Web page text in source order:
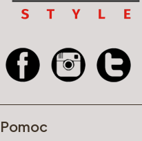
Linki w
Pomoc